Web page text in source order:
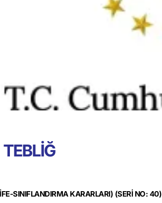
TEBLİĞ
SINIFLANDIRMA KARARLARI) (SERİ NO: 40)